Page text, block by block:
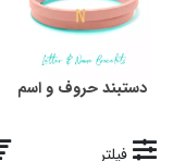
دستبند حروف و اسم
فیلتر